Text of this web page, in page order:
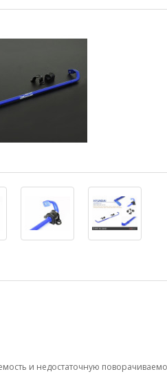
и недостаточную